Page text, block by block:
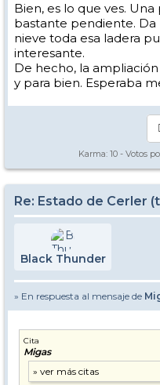
Bien, es lo que ves.
bastante pendiente.
nieve toda esa ladera
interesante.
De hecho, la
y para bien. Esperaba
Karma: 10 - Votos
Re: Estado de Cerler
Black Thunder
» En respuesta al mensaje de
Cita
Migas